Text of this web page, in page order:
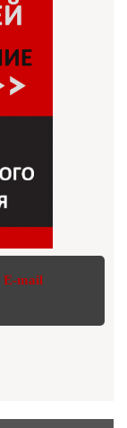
E-mail